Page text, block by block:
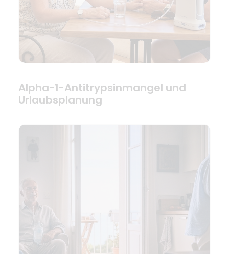
Alpha-1-Antitrypsinmangel und
Urlaubsplanung